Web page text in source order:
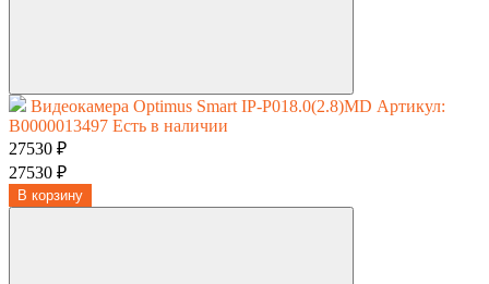
Видеокамера Optimus Smart IP-P018.0(2.8)MD Артикул:
В0000013497 Есть в наличии
27530 ₽
27530 ₽
В корзину